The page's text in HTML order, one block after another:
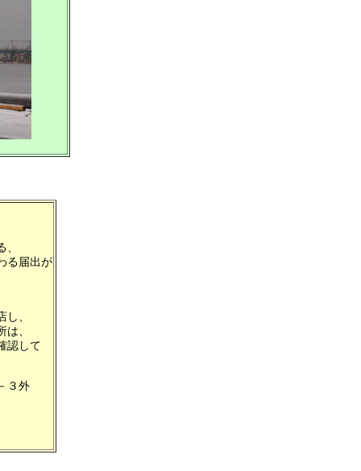
る届出が
、
、
認して
３外